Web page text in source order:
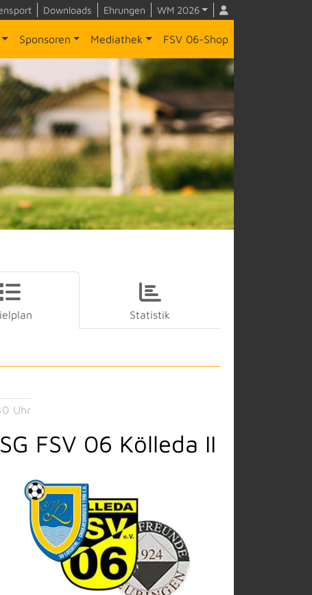
Downloads Ehrungen WM 2026
Sponsoren Mediathek FSV 06-Shop
Statistik
Uhr
SG FSV 06 Kölleda II